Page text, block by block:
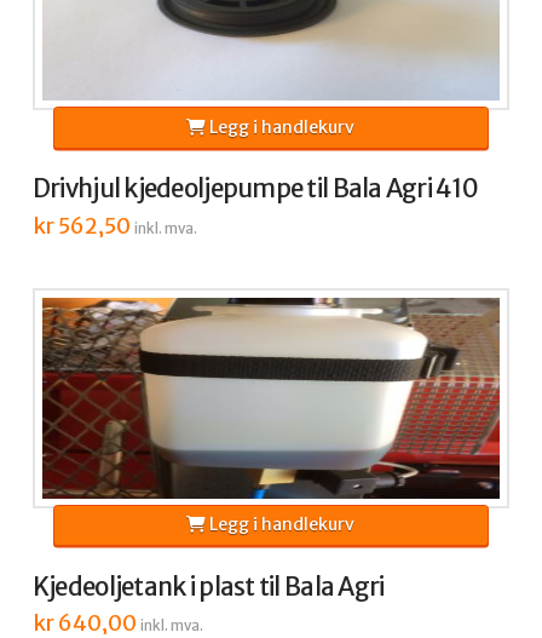
Drivhjul kjedeoljepumpe til Bala Agri 410
kr562,50 inkl. mva.
Legg i handlekurv
Kjedeoljetank i plast til Bala Agri
kr640,00 inkl. mva.
Legg i handlekurv